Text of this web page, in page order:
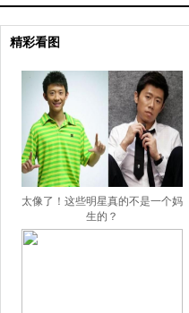
精彩看图
太像了！这些明星真的不是一个妈
生的？